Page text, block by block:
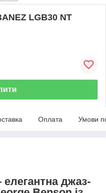
LGB30 NT
Оплата Умови
джаз-